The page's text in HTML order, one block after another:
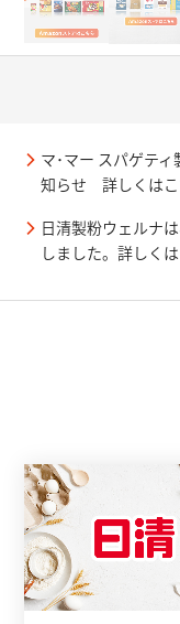
マ･マー スパゲテ
知らせ 詳しくはこ
日清製粉ウェルナ
しました。詳しく